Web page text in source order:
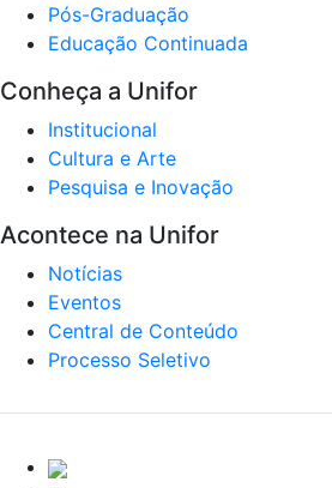
Pós-Graduação
Educação Continuada
Conheça a Unifor
Institucional
Cultura e Arte
Pesquisa e Inovação
Acontece na Unifor
Notícias
Eventos
Central de Conteúdo
Processo Seletivo